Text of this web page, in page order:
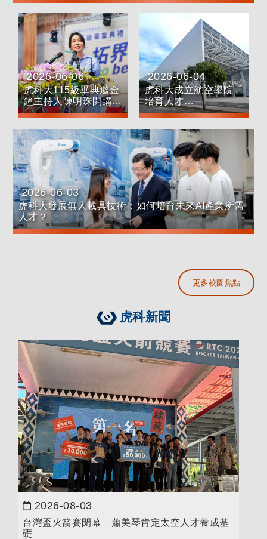
日期：
2026-06-06
虎科大115級畢典邀金
鐘主持人陳明珠開講
勉畢業生先勇敢、再完
日期：
2026-06-04
虎科大成立航空學院
培育人才
日期：
2026-06-03
虎科大發展無人載具技術：如何培育未來AI產業所需
人才？
更多校園焦點
虎科新聞
日期：
2026-08-03
台灣盃火箭賽閉幕 蕭美琴肯定太空人才養成基
礎